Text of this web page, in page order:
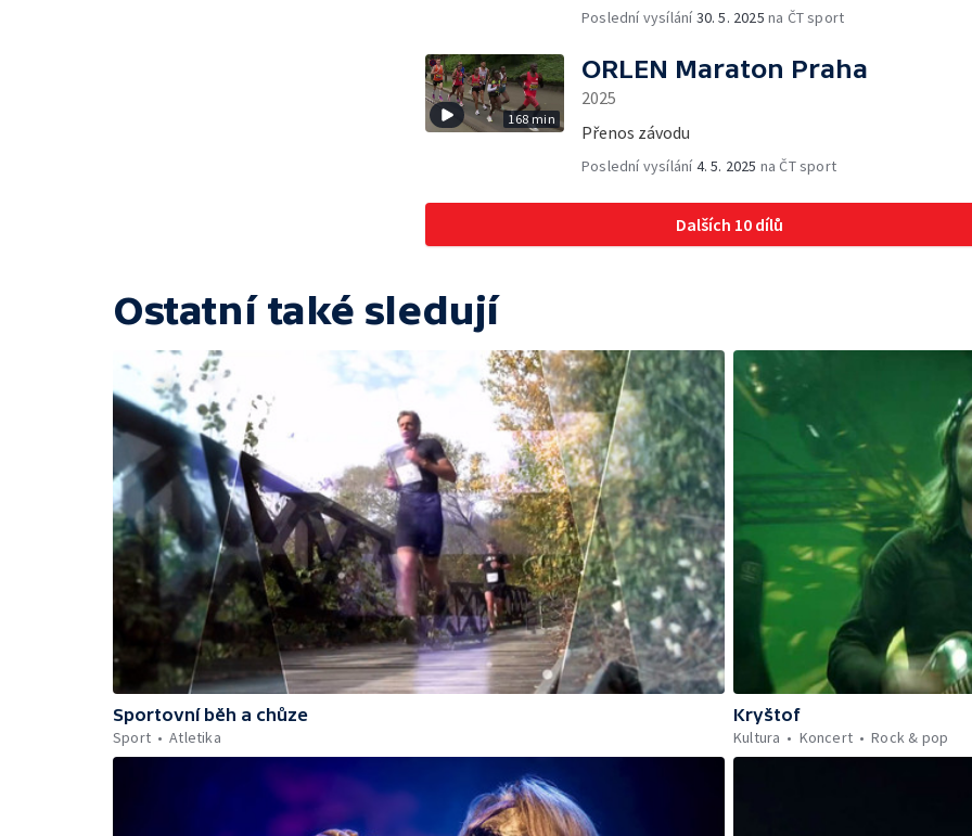
Poslední vysílání30. 5. 2025 na ČT sport
168 min
ORLEN Maraton Praha
2025
Přenos závodu
Poslední vysílání4. 5. 2025 na ČT sport
Dalších 10 dílů
Ostatní také sledují
Sportovní běh a chůze
Sport
Atletika
Kryštof
Kultura
Koncert Rock & pop